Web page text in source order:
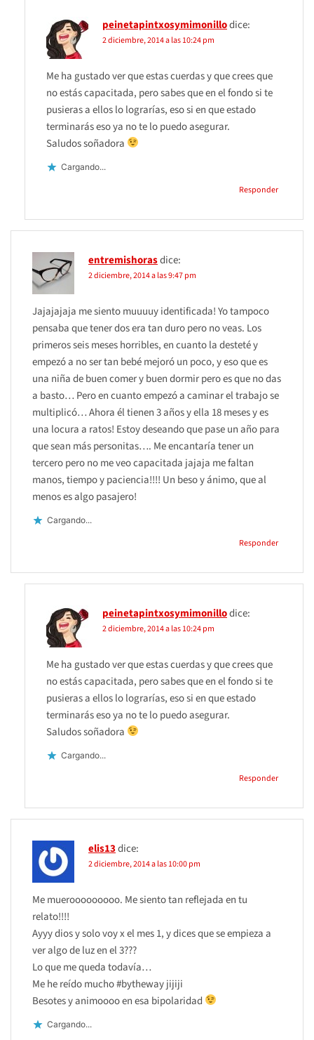
peinetapintxosymimonillodice:
2 diciembre, 2014 a las 10:24 pm
Me ha gustado ver que estas cuerdas y que crees que
no estás capacitada, pero sabes que en el fondo si te
pusieras a ellos lo lograrías, eso si en que estado
terminarás eso ya no te lo puedo asegurar.
Saludos soñadora
Cargando...
Responder
entremishorasdice:
2 diciembre, 2014 a las 9:47 pm
Jajajajaja me siento muuuuy identificada! Yo tampoco
pensaba que tener dos era tan duro pero no veas. Los
primeros seis meses horribles, en cuanto la desteté y
empezó a no ser tan bebé mejoró un poco, y eso que es
una niña de buen comer y buen dormir pero es que no das
a basto… Pero en cuanto empezó a caminar el trabajo se
multiplicó… Ahora él tienen 3 años y ella 18 meses y es
una locura a ratos! Estoy deseando que pase un año para
que sean más personitas…. Me encantaría tener un
tercero pero no me veo capacitada jajaja me faltan
manos, tiempo y paciencia!!!! Un beso y ánimo, que al
menos es algo pasajero!
Cargando...
Responder
peinetapintxosymimonillodice:
2 diciembre, 2014 a las 10:24 pm
Me ha gustado ver que estas cuerdas y que crees que
no estás capacitada, pero sabes que en el fondo si te
pusieras a ellos lo lograrías, eso si en que estado
terminarás eso ya no te lo puedo asegurar.
Saludos soñadora
Cargando...
Responder
elis13dice:
2 diciembre, 2014 a las 10:00 pm
Me muerooooooooo. Me siento tan reflejada en tu
relato!!!!
Ayyy dios y solo voy x el mes 1, y dices que se empieza a
ver algo de luz en el 3???
Lo que me queda todavía…
Me he reído mucho #bytheway jijiji
Besotes y animoooo en esa bipolaridad
Cargando...